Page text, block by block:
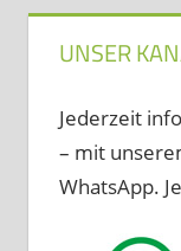
UNSER
Jederzeit
– mit
WhatsApp.